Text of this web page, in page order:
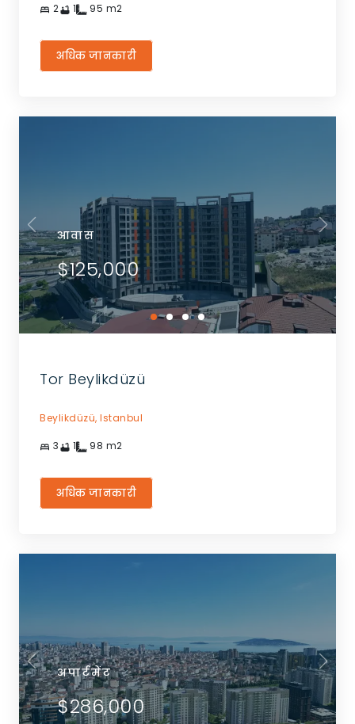
2 1 95 m2
अधिक जानकारी
आवास
$125,000
Tor Beylikdüzü
Beylikdüzü, Istanbul
3 1 98 m2
अधिक जानकारी
अपार्टमेंट
$286,000